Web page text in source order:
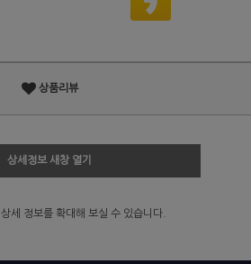
상품리뷰
상세정보 새창 열기
상세 정보를 확대해 보실 수 있습니다.